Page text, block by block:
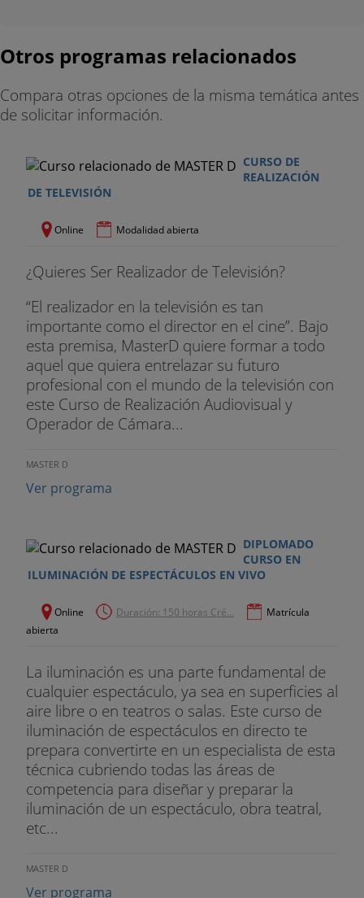
Otros programas relacionados
Compara otras opciones de la misma temática antes
de solicitar información.
CURSO DE
REALIZACIÓN
DE TELEVISIÓN
Online Modalidad abierta
¿Quieres Ser Realizador de Televisión?
“El realizador en la televisión es tan
importante como el director en el cine”. Bajo
esta premisa, MasterD quiere formar a todo
aquel que quiera entrelazar su futuro
profesional con el mundo de la televisión con
este Curso de Realización Audiovisual y
Operador de Cámara...
MASTER D
Ver programa
DIPLOMADO
CURSO EN
ILUMINACIÓN DE ESPECTÁCULOS EN VIVO
Online Duración: 150 horas Cré...
Matrícula
abierta
La iluminación es una parte fundamental de
cualquier espectáculo, ya sea en superficies al
aire libre o en teatros o salas. Este curso de
iluminación de espectáculos en directo te
prepara convertirte en un especialista de esta
técnica cubriendo todas las áreas de
competencia para diseñar y preparar la
iluminación de un espectáculo, obra teatral,
etc...
MASTER D
Ver programa